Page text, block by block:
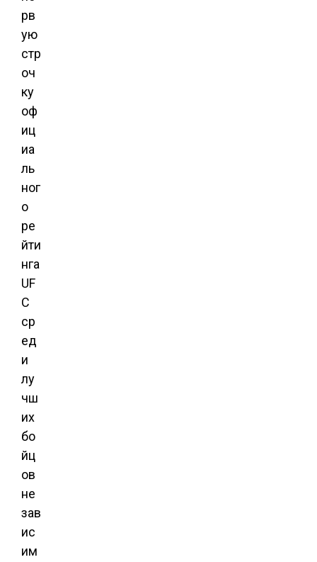
рв
ую
стр
оч
ку
оф
иц
иа
ль
ног
о
ре
йти
нга
UF
C
ср
ед
и
лу
чш
их
бо
йц
ов
не
зав
ис
им